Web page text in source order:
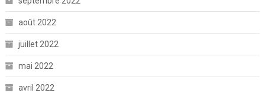
août 2022
juillet 2022
mai 2022
avril 2022